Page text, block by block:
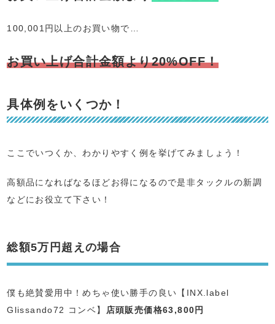
100,001円以上のお買い物で…
お買い上げ合計金額より20%OFF！
具体例をいくつか！
ここでいつくか、わかりやすく例を挙げてみましょう！
高額品になればなるほどお得になるので是非タックルの新調
などにお役立て下さい！
総額5万円超えの場合
僕も絶賛愛用中！めちゃ使い勝手の良い【INX.label
Glissando72 コンベ】 店頭販売価格63,800円